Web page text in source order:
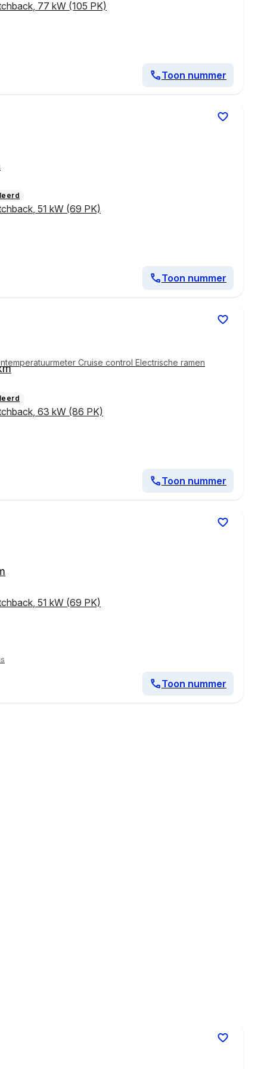
77 kW (105 PK)
Toon nummer
51 kW (69 PK)
Toon nummer
Cruise control Electrische ramen
63 kW (86 PK)
Toon nummer
51 kW (69 PK)
Toon nummer